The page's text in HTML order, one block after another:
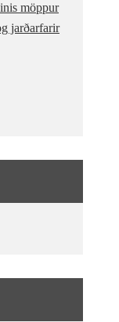
möppur
jarðarfarir